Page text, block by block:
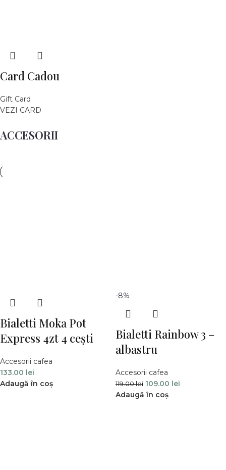
Card Cadou
Gift Card
VEZI CARD
ACCESORII
Bialetti Moka Pot
Express 4zt 4 cești
Accesorii cafea
133.00 lei
Adaugă în coș
-8%
Bialetti Rainbow 3 –
albastru
Accesorii cafea
119.00lei 109.00 lei
Adaugă în coș